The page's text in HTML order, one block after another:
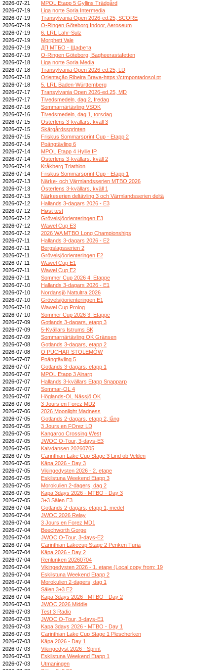
2026-07-21
MPOL Etapp 5 Gyllins Trädgård
2026-07-19
Liga norte Soria Intermedia
2026-07-19
Transylvania Open 2026-ed.25, SCORE
2026-07-19
O-Ringen Göteborg Indoor, Aeroseum
2026-07-19
6. LRL Lahr-Sulz
2026-07-19
Morphett Vale
2026-07-19
ДП МТБО - Щафета
2026-07-19
O-Ringen Göteborg, Bagheerastafetten
2026-07-18
Liga norte Soria Media
2026-07-18
Transylvania Open 2026-ed.25, LD
2026-07-18
Orientação Ribeira Brava-https://ctmpontadosol.pt
2026-07-18
5. LRL Baden-Württemberg
2026-07-17
Transylvania Open 2026-ed.25, MD
2026-07-17
Tivedsmedeln, dag 2, fredag
2026-07-16
Sommarnärtävling VSOK
2026-07-16
Tivedsmedeln, dag 1, torsdag
2026-07-15
Österlens 3-kvällars, kväll 3
2026-07-15
Skärgårdssprinten
2026-07-15
Friskus Sommarsprint Cup - Etapp 2
2026-07-14
Poängtävling 6
2026-07-14
MPOL Etapp 4 Hyllie IP
2026-07-14
Österlens 3-kvällars, kväll 2
2026-07-14
Kråkberg Triathlon
2026-07-14
Friskus Sommarsprint Cup - Etapp 1
2026-07-13
Närke- och Värmlandsserien MTBO 2026
2026-07-13
Österlens 3-kvällars, kväll 1
2026-07-13
Närkeserien deltävling 3 och Värmlandsserien deltä
2026-07-12
Hallands 3-dagars 2026 - E3
2026-07-12
Høst test
2026-07-12
Grövelsjöorienteringen E3
2026-07-12
Wawel Cup E3
2026-07-12
2026 WA MTBO Long Championships
2026-07-11
Hallands 3-dagars 2026 - E2
2026-07-11
Bergslagsserien 2
2026-07-11
Grövelsjöorienteringen E2
2026-07-11
Wawel Cup E1
2026-07-11
Wawel Cup E2
2026-07-11
Sommer Cup 2026 4. Etappe
2026-07-10
Hallands 3-dagars 2026 - E1
2026-07-10
Nordansjö Nattultra 2026
2026-07-10
Grövelsjöorienteringen E1
2026-07-10
Wawel Cup Prolog
2026-07-10
Sommer Cup 2026 3. Etappe
2026-07-09
Gotlands 3-dagars, etapp 3
2026-07-09
5-Kvällars Istrums SK
2026-07-09
Sommarnärtävling OK Gränsen
2026-07-08
Gotlands 3-dagars, etapp 2
2026-07-08
O PUCHAR STOLEMÓW
2026-07-07
Poängtävling 5
2026-07-07
Gotlands 3-dagars, etapp 1
2026-07-07
MPOL Etapp 3 Alnarp
2026-07-07
Hallands 3-kvällars Etapp Snapparp
2026-07-07
Sommar-OL 4
2026-07-07
Höglands-OL Nässjö OK
2026-07-06
3 Jours en Forez MD2
2026-07-06
2026 Moonlight Madness
2026-07-05
Gotlands 2-dagars, etapp 2, lång
2026-07-05
3 Jours en FOrez LD
2026-07-05
Kangaroo Crossing West
2026-07-05
JWOC O-Tour, 3-days-E3
2026-07-05
Kalvdansen 20260705
2026-07-05
Carinthian Lake Cup Stage 3 Lind ob Velden
2026-07-05
Kāpa 2026 - Day 3
2026-07-05
Vikingedysten 2026 - 2. etape
2026-07-05
Eskilstuna Weekend Etapp 3
2026-07-05
Morokulien 2-dagers, dag 2
2026-07-05
Kapa 3days 2026 - MTBO - Day 3
2026-07-05
3+3 Sälen E3
2026-07-04
Gotlands 2-dagars, etapp 1, medel
2026-07-04
JWOC 2026 Relay
2026-07-04
3 Jours en Forez MD1
2026-07-04
Beechworth Gorge
2026-07-04
JWOC O-Tour, 3-days-E2
2026-07-04
Carinthian Lakecup Stage 2 Penken Turia
2026-07-04
Kāpa 2026 - Day 2
2026-07-04
Renlunken 20260704
2026-07-04
Vikingedysten 2026 - 1. etape (Local copy from: 19
2026-07-04
Eskilstuna Weekend Etapp 2
2026-07-04
Morokulien 2-dagers, dag 1
2026-07-04
Sälen 3+3 E2
2026-07-04
Kapa 3days 2026 - MTBO - Day 2
2026-07-03
JWOC 2026 Middle
2026-07-03
Test 3 Radio
2026-07-03
JWOC O-Tour, 3-days-E1
2026-07-03
Kapa 3days 2026 - MTBO - Day 1
2026-07-03
Carinthian Lake Cup Stage 1 Plescherken
2026-07-03
Kāpa 2026 - Day 1
2026-07-03
Vikingedyst 2026 - Sprint
2026-07-03
Eskilstuna Weekend Etapp 1
2026-07-03
Utmaningen